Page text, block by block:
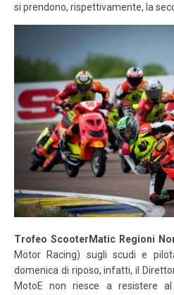
si prendono, rispettivamente, la
Trofeo ScooterMatic Regioni
Motor Racing) sugli scudi e
domenica di riposo, infatti, il
MotoE non riesce a resistere